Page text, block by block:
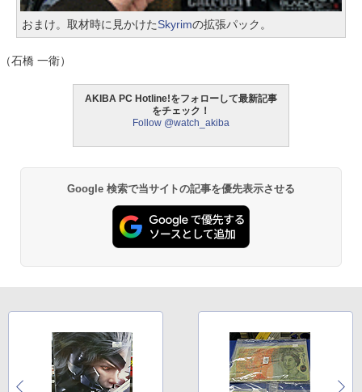
おまけ。取材時に見かけたSkyrimの拡張パック。
（石橋 一衛）
AKIBA PC Hotline!をフォローして最新記事
をチェック！
Follow @watch_akiba
Google 検索で当サイトの記事を優先表示させる